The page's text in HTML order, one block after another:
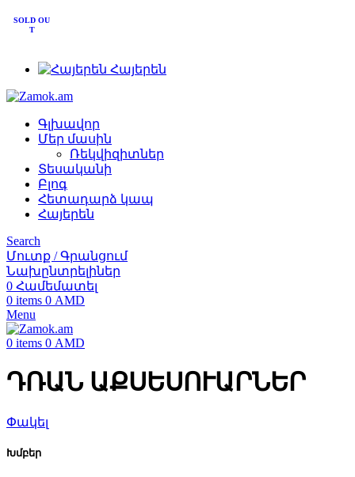
+374 33 28 61 86
Հայերեն
Գլխավոր
Մեր մասին
Ռեկվիզիտներ
Տեսականի
Բլոգ
Հետադարձ կապ
Հայերեն
Search
Մուտք / Գրանցում
Նախընտրելիներ
0 Համեմատել
0 items 0 AMD
Menu
0 items 0 AMD
ԴՌԱՆ ԱՔՍԵՍՈՒԱՐՆԵՐ
Փակել
Խմբեր
SOLD OU
T